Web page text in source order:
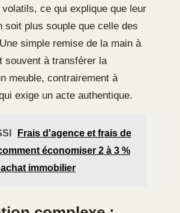
ce qui explique que leur
soit plus souple que celle des
simple remise de la main à
souvent à transférer la
meuble, contrairement à
exige un acte authentique.
Frais d'agence et frais de
économiser 2 à 3 %
immobilier